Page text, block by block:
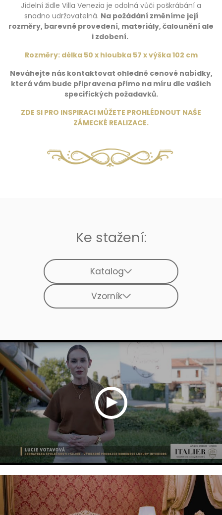
Jídelní židle Villa Venezia je odolná vůči poškrábání a
snadno udržovatelná. Na požádání změníme její
rozměry, barevné provedení, materiály, čalounění ale
i zdobení.
Rozměry: délka 50 x hloubka 57 x výška 102 cm
Neváhejte nás kontaktovat ohledně cenové nabídky,
která vám bude připravena přímo na míru dle vašich
specifických požadavků.
ZDE SI PRO INSPIRACI MŮŽETE PROHLÉDNOUT NAŠE
ZÁMECKÉ REALIZACE.
Ke stažení:
Katalog
Vzorník